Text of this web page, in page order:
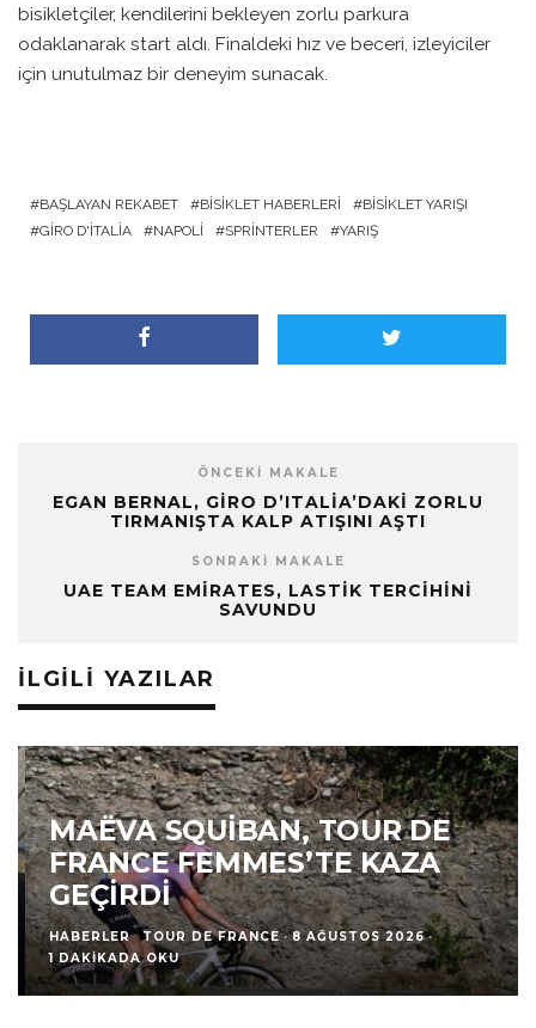
bisikletçiler, kendilerini bekleyen zorlu parkura
odaklanarak start aldı. Finaldeki hız ve beceri, izleyiciler
için unutulmaz bir deneyim sunacak.
BAŞLAYAN REKABET BISIKLET HABERLERI
BISIKLET YARIŞI
GIRO D'ITALIA
NAPOLI SPRINTERLER YARIŞ
ÖNCEKI MAKALE
EGAN BERNAL, GIRO D’ITALIA’DAKI ZORLU
TIRMANIŞTA KALP ATIŞINI AŞTI
SONRAKI MAKALE
UAE TEAM EMIRATES, LASTIK TERCIHINI
SAVUNDU
İLGILI YAZILAR
MAËVA SQUIBAN, TOUR DE
FRANCE FEMMES’TE KAZA
GEÇIRDI
HABERLER TOUR DE FRANCE · 8 AĞUSTOS 2026 ·
1 DAKIKADA OKU